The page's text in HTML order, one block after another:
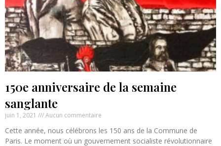
150e anniversaire de la semaine
sanglante
juin 1, 2021 Aucun commentaire
Cette année, nous célébrons les 150 ans de la Commune de
Paris. Le moment où un gouvernement socialiste révolutionnaire